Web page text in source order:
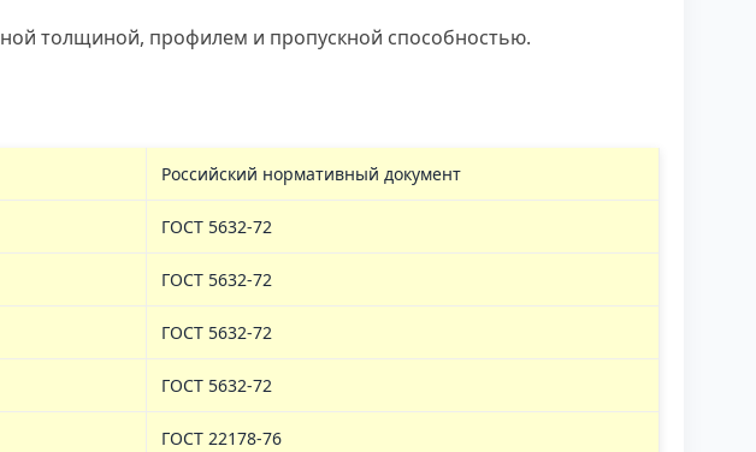
толщиной, профилем и пропускной способностью.
Российский нормативный документ
ГОСТ 5632-72
ГОСТ 5632-72
ГОСТ 5632-72
ГОСТ 5632-72
ГОСТ 22178-76